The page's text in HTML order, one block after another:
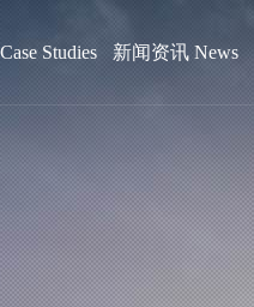
Studies 新闻资讯 News